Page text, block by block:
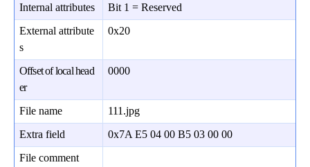
Internal attributes
Bit 1 = Reserved
External attribute
s
0x20
Offset of local head
er
0000
File name
111.jpg
Extra field
0x7A E5 04 00 B5 03 00 00
File comment